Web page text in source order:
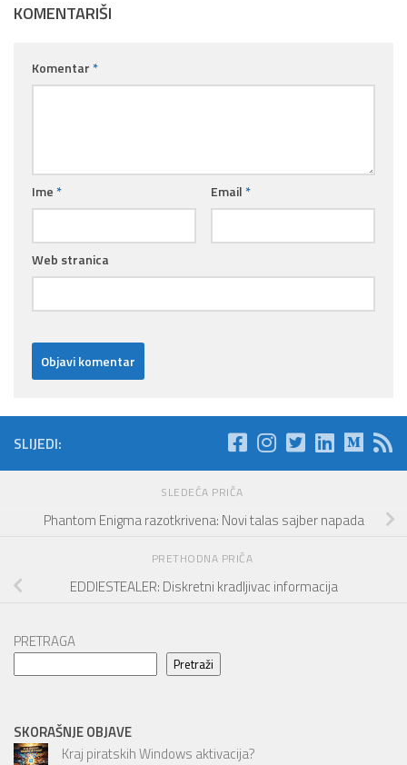
KOMENTARIŠI
Komentar *
Ime * Email *
Web stranica
SLIJEDI:
SLEDEĆA PRIČA
Phantom Enigma razotkrivena: Novi talas sajber napada
PRETHODNA PRIČA
EDDIESTEALER: Diskretni kradljivac informacija
PRETRAGA
Pretraži
SKORAŠNJE OBJAVE
Kraj piratskih Windows aktivacija?